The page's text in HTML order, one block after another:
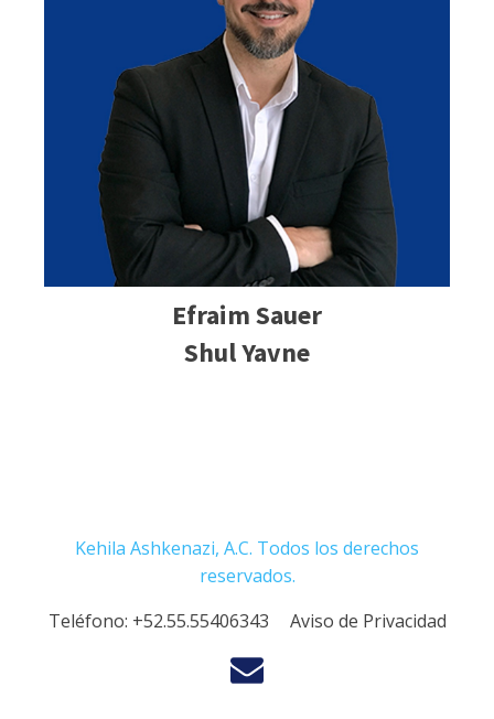
Efraim Sauer
Shul Yavne
Kehila Ashkenazi, A.C. Todos los derechos
reservados.
Teléfono: +52.55.55406343 Aviso de Privacidad